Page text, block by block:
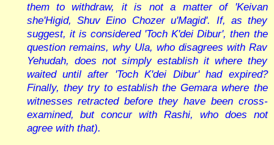
them to withdraw, it is not a matter of 'Keivan
she'Higid, Shuv Eino Chozer u'Magid'. If, as they
suggest, it is considered 'Toch K'dei Dibur', then the
question remains, why Ula, who disagrees with Rav
Yehudah, does not simply establish it where they
waited until after 'Toch K'dei Dibur' had expired?
Finally, they try to establish the Gemara where the
witnesses retracted before they have been cross-
examined, but concur with Rashi, who does not
agree with that).